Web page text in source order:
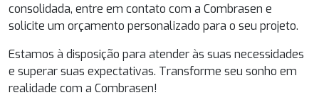
consolidada, entre em contato com a Combrasen e
solicite um orçamento personalizado para o seu projeto.
Estamos à disposição para atender às suas necessidades
e superar suas expectativas. Transforme seu sonho em
realidade com a Combrasen!